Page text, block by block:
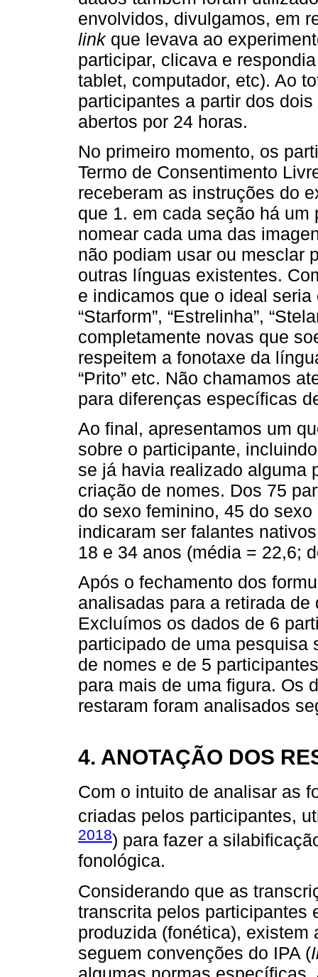
envolvidos, divulgamos, em
linkque levava ao
participar, clicava e
tablet, computador, etc). Ao
participantes a partir dos
abertos por 24 horas.
No primeiro momento, os
Termo de Consentimento
receberam as instruções do
que 1. em cada seção há
nomear cada uma das
não podiam usar ou mesclar
outras línguas existentes.
e indicamos que o ideal seria
“Starform”, “Estrelinha”,
completamente novas que
respeitem a fonotaxe da
“Prito” etc. Não chamamos
para diferenças específicas
Ao final, apresentamos um
sobre o participante,
se já havia realizado alguma
criação de nomes. Dos 75
do sexo feminino, 45 do sexo
indicaram ser falantes
18 e 34 anos (média = 22,6;
Após o fechamento dos
analisadas para a retirada
Excluímos os dados de 6
participado de uma pesquisa
de nomes e de 5
para mais de uma figura. Os
restaram foram analisados
4. ANOTAÇÃO DOS
Com o intuito de analisar as
criadas pelos participantes,
2018) para fazer a
fonológica.
Considerando que as
transcrita pelos participantes
produzida (fonética), existem
seguem convenções do IPA (